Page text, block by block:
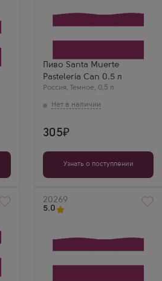
Пиво Santa Muerte
Pasteleria Can 0.5 л
Россия, Темное, 0,5 л
305
Узнать о поступлении
Артикул
20269
5.0